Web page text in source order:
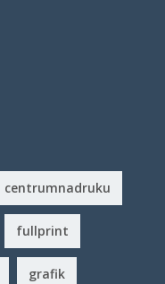
centrumnadruku
fullprint
grafik